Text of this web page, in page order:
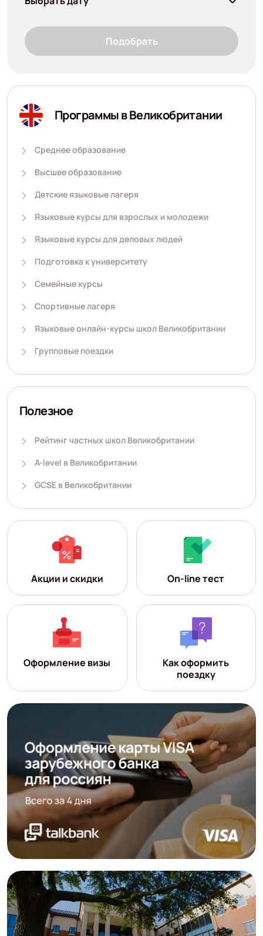
Подобрать
Программы в Великобритании
Среднее образование
Высшее образование
Детские языковые лагеря
Языковые курсы для взрослых и молодежи
Языковые курсы для деловых людей
Подготовка к университету
Семейные курсы
Спортивные лагеря
Языковые онлайн-курсы школ Великобритании
Групповые поездки
Полезное
Рейтинг частных школ Великобритании
A-level в Великобритании
GCSE в Великобритании
Акции и скидки On-line тест
Оформление визы
Как оформить
поездку